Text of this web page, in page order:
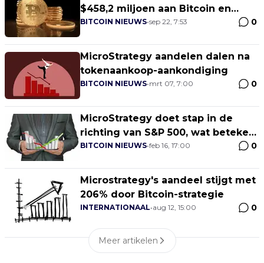
$458,2 miljoen aan Bitcoin en
vergroot voorraad tot $15,8 miljard
BITCOIN NIEUWS•sep 22, 7:53 0
MicroStrategy aandelen dalen na
tokenaankoop-aankondiging
BITCOIN NIEUWS•mrt 07, 7:00 0
MicroStrategy doet stap in de
richting van S&P 500, wat betekent
dit voor Bitcoin?
BITCOIN NIEUWS•feb 16, 17:00 0
Microstrategy's aandeel stijgt met
206% door Bitcoin-strategie
INTERNATIONAAL•aug 12, 15:00 0
Meer artikelen